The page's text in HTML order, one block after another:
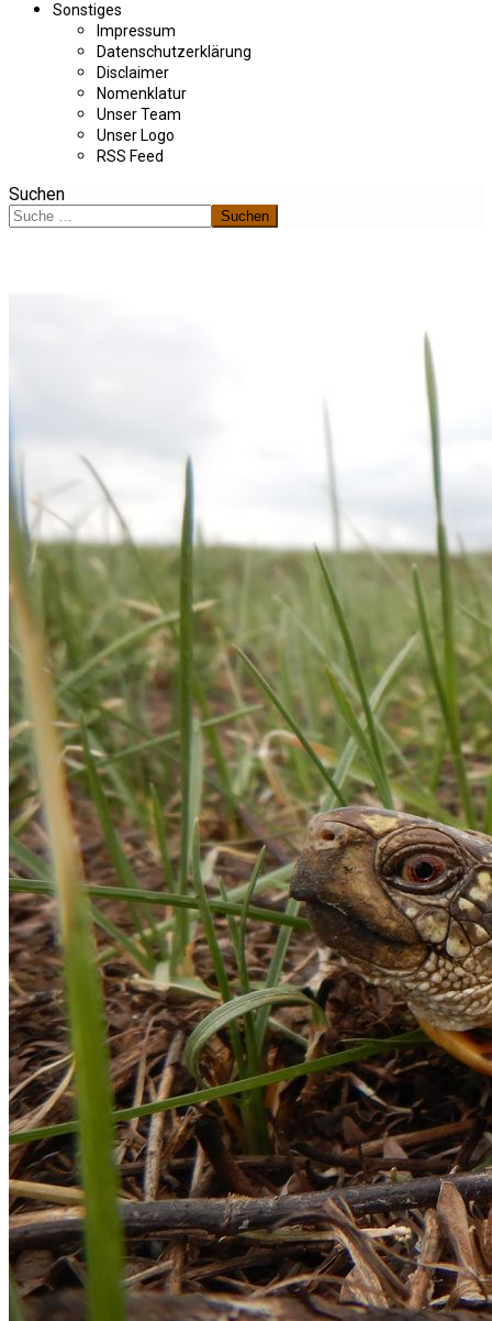
Sonstiges
Impressum
Datenschutzerklärung
Disclaimer
Nomenklatur
Unser Team
Unser Logo
RSS Feed
Suchen
Suchen